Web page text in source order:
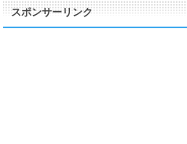
スポンサーリンク